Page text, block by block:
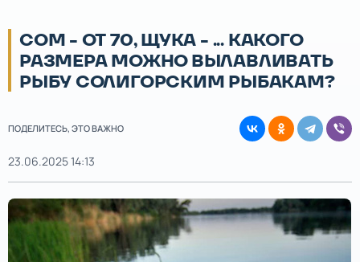
CОМ - ОТ 70, ЩУКА - ... КАКОГО
РАЗМЕРА МОЖНО ВЫЛАВЛИВАТЬ
РЫБУ СОЛИГОРСКИМ РЫБАКАМ?
ПОДЕЛИТЕСЬ, ЭТО ВАЖНО
23.06.2025 14:13